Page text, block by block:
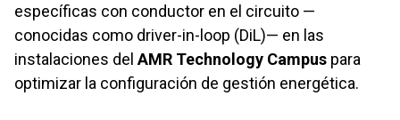
específicas con conductor en el circuito —
conocidas como driver-in-loop (DiL)— en las
instalaciones del AMR Technology Campus para
optimizar la configuración de gestión energética.